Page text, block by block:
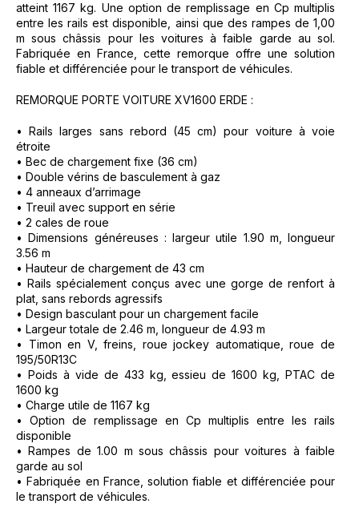
atteint 1167 kg. Une option de remplissage en Cp multiplis
entre les rails est disponible, ainsi que des rampes de 1,00
m sous châssis pour les voitures à faible garde au sol.
Fabriquée en France, cette remorque offre une solution
fiable et différenciée pour le transport de véhicules.
REMORQUE PORTE VOITURE XV1600 ERDE :
• Rails larges sans rebord (45 cm) pour voiture à voie
étroite
• Bec de chargement fixe (36 cm)
• Double vérins de basculement à gaz
• 4 anneaux d’arrimage
• Treuil avec support en série
• 2 cales de roue
• Dimensions généreuses : largeur utile 1.90 m, longueur
3.56 m
• Hauteur de chargement de 43 cm
• Rails spécialement conçus avec une gorge de renfort à
plat, sans rebords agressifs
• Design basculant pour un chargement facile
• Largeur totale de 2.46 m, longueur de 4.93 m
• Timon en V, freins, roue jockey automatique, roue de
195/50R13C
• Poids à vide de 433 kg, essieu de 1600 kg, PTAC de
1600 kg
• Charge utile de 1167 kg
• Option de remplissage en Cp multiplis entre les rails
disponible
• Rampes de 1.00 m sous châssis pour voitures à faible
garde au sol
• Fabriquée en France, solution fiable et différenciée pour
le transport de véhicules.